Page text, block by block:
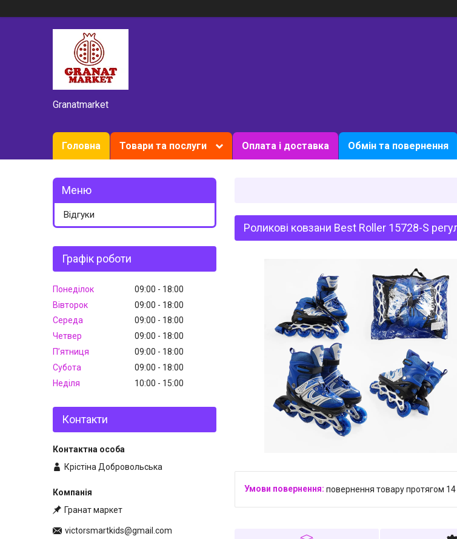
Granatmarket
Головна Товари та послуги Оплата і доставка Обмін та повернення
Роликові ковзани Best Roller 15728-S
повернення товару протягом 14
Відгуки
Графік роботи
Понеділок 09:00
18:00
Вівторок
09:00
18:00
Середа
09:00
18:00
Четвер
09:00
18:00
Пʼятниця
09:00
18:00
Субота
09:00
18:00
Неділя
10:00 15:00
Контакти
Крістіна Добровольська
Гранат маркет
victorsmartkids@gmail.com